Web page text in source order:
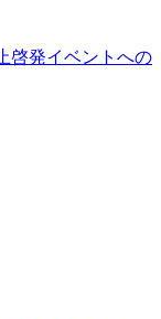
啓発イベントへの